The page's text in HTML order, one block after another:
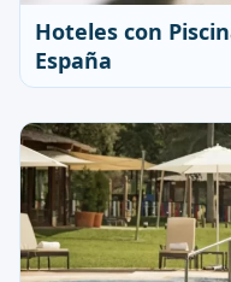
Hoteles con
España